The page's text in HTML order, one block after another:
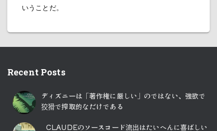
いうことだ。
Recent Posts
ディズニーは「著作権に厳しい」のではない、強欲で
狡猾で搾取的なだけである
CLAUDEのソースコード流出はたいへんに喜ばしい